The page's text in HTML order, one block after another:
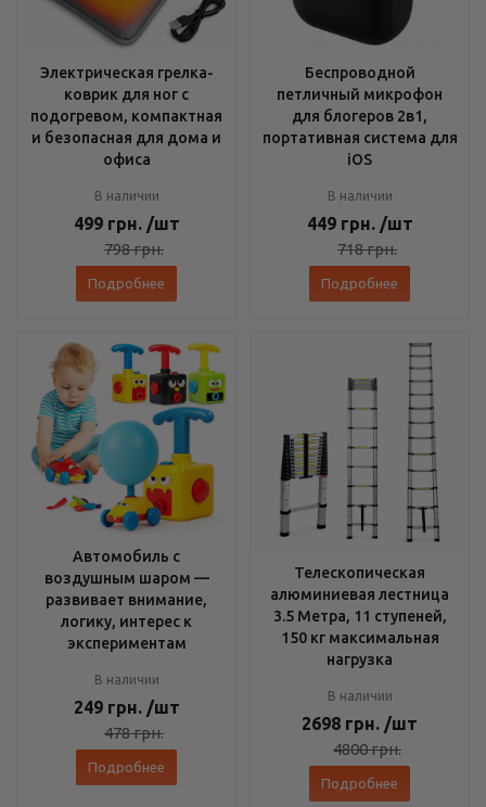
Электрическая грелка-
коврик для ног с
подогревом, компактная
и безопасная для дома и
офиса
В наличии
499 грн. /шт
798грн.
Подробнее
Беспроводной
петличный микрофон
для блогеров 2в1,
портативная система для
iOS
В наличии
449 грн. /шт
718грн.
Подробнее
Автомобиль с
воздушным шаром —
развивает внимание,
логику, интерес к
экспериментам
В наличии
249 грн. /шт
478грн.
Подробнее
Телескопическая
алюминиевая лестница
3.5 Метра, 11 ступеней,
150 кг максимальная
нагрузка
В наличии
2698 грн. /шт
4800грн.
Подробнее